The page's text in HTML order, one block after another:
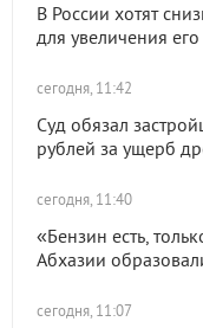
В России хотят
для увеличения
сегодня, 11:42
Суд обязал
рублей за ущерб
сегодня, 11:40
«Бензин есть,
Абхазии
сегодня, 11:07